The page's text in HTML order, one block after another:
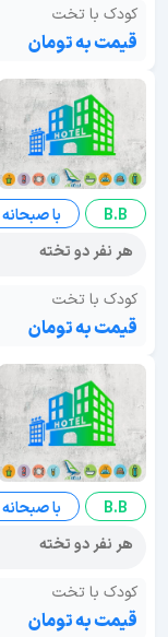
کودک با تخت
قیمت به تومان
B.B
با صبحانه
هر نفر دو تخته
کودک با تخت
قیمت به تومان
B.B
با صبحانه
هر نفر دو تخته
کودک با تخت
قیمت به تومان